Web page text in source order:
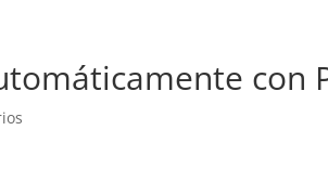
con